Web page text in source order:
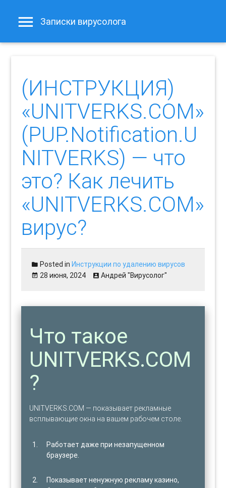
Записки вирусолога
(ИНСТРУКЦИЯ)
«UNITVERKS.COM»
(PUP.Notification.U
NITVERKS) — что
это? Как лечить
«UNITVERKS.COM»
вирус?
Posted inИнструкции по удалению вирусов
28 июня, 2024
Андрей "Вирусолог"
Что такое
UNITVERKS.COM
?
UNITVERKS.COM — показывает рекламные
всплывающие окна на вашем рабочем столе.
Работает даже при незапущенном
браузере.
Показывает ненужную рекламу казино,